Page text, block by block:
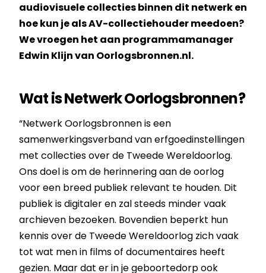
audiovisuele collecties binnen dit netwerk en
hoe kun je als AV-collectiehouder meedoen?
We vroegen het aan programmamanager
Edwin Klijn van Oorlogsbronnen.nl.
Wat is Netwerk Oorlogsbronnen?
“Netwerk Oorlogsbronnen is een
samenwerkingsverband van erfgoedinstellingen
met collecties over de Tweede Wereldoorlog.
Ons doel is om de herinnering aan de oorlog
voor een breed publiek relevant te houden. Dit
publiek is digitaler en zal steeds minder vaak
archieven bezoeken. Bovendien beperkt hun
kennis over de Tweede Wereldoorlog zich vaak
tot wat men in films of documentaires heeft
gezien. Maar dat er in je geboortedorp ook